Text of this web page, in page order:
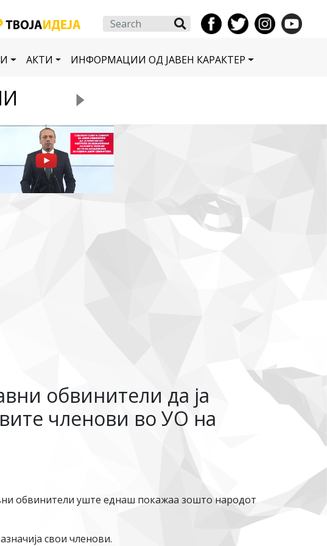
Search
АКТИ ИНФОРМАЦИИ ОД ЈАВЕН КАРАКТЕР
обвинители да ја
членови во УО на
обвинители уште еднаш покажаа зошто народот
свои членови.